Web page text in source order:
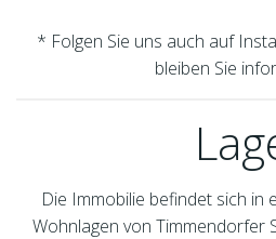
* Folgen Sie uns auch auf
bleiben Sie
Die Immobilie befindet sich in
Wohnlagen von Timmendorfer